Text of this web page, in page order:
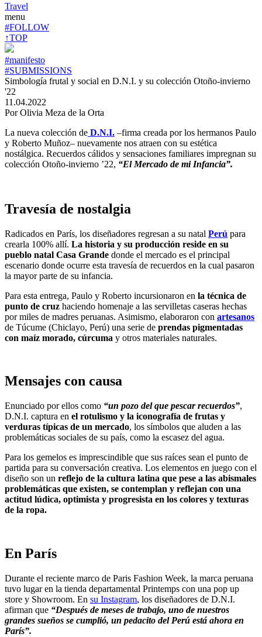
Travel
menu
#FOLLOW
↑TOP
#manifesto
#SUBMISSIONS
Simbología frutal y social en D.N.I. y su colección Otoño-invierno
'22
11.04.2022
Por Olivia Meza de la Orta
La nueva colección de D.N.I. –firma creada por los hermanos Paulo
y Roberto Muñoz– nuevamente nos atraen con su estética
nostálgica. Recuerdos cálidos y sensaciones familiares impregnan su
colección Otoño-invierno ’22, “El Mercado de mi Infancia”.
Travesía de nostalgia
Radicados en París, los diseñadores regresan a su natal Perú para
crearla 100% allí. La historia y su producción reside en su
pueblo natal Casa Grande donde el mercado es el principal
escenario donde ocurre esta travesía de recuerdos en la cual pasaron
la mayor parte de su infancia.
Para esta entrega, Paulo y Roberto incursionaron en la técnica de
punto de cruz haciendo homenaje a las servilletas caseras hechas
por miles de madres peruanas. Asimismo, elaboraron con artesanos
de Túcume (Chiclayo, Perú) una serie de prendas pigmentadas
con maíz morado, cúrcuma y otros materiales naturales.
Mensajes con causa
Enunciado por ellos como “un pozo del que pescar recuerdos”,
D.N.I. captura en el rotulismo y la iconografía de frutas y
verduras típicas de un mercado, los símbolos que aluden a las
problemáticas sociales de su país, como la escasez del agua.
Para los gemelos es imprescindible que sus raíces sean el punto de
partida para su conversación creativa. Los elementos en juego con el
diseño son un reflejo de la cultura latina que pese a las abismales
problemáticas que existen, se contemplan y reflejan con una
actitud lúdica, optimista y progresista en los colores y texturas
de la ropa.
En París
Durante el reciente marco de Paris Fashion Week, la marca peruana
tuvo lugar en la tienda departamental Printemps con una pop up
store y Showroom. En su Instagram, los diseñadores de D.N.I.
afirman que “Después de meses de trabajo, uno de nuestros
grandes sueños se cumplió, un pedacito del Perú está ahora en
París”.